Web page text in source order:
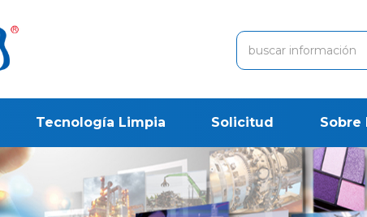
Tecnología Limpia Solicitud Sobre